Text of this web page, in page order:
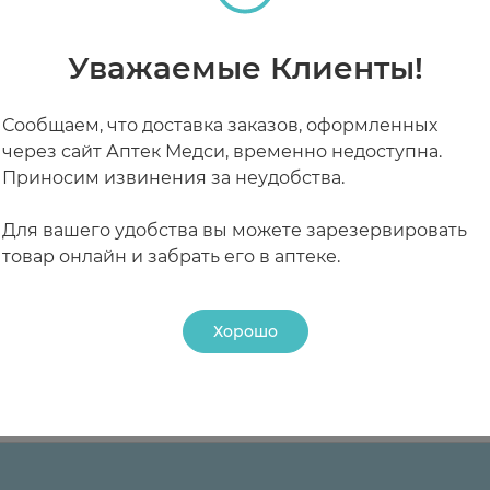
активность пепсина. Висмута нитрат
кишки, гиперацидный гастрит.
гистаминовых Н2-рецепторов
с другими лекарственными средствами,
небольшим количеством (1/4 стакана) воды по 1–2
язвенной болезнью в сочетании с хроническим
Уважаемые Клиенты!
Сообщаем, что доставка заказов, оформленных
через сайт Аптек Медси, временно недоступна.
Приносим извинения за неудобства.
Для вашего удобства вы можете зарезервировать
товар онлайн и забрать его в аптеке.
Хорошо